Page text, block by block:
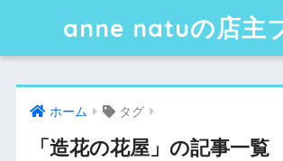
anne natuの店主
ホーム タグ
「造花の花屋」の記事一覧